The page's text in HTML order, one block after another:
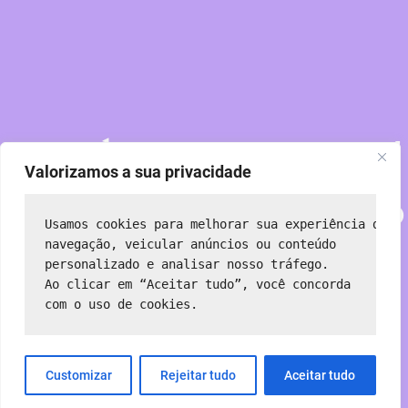
Valorizamos a sua privacidade
Usamos cookies para melhorar sua experiência de
navegação, veicular anúncios ou conteúdo
personalizado e analisar nosso tráfego.
Ao clicar em “Aceitar tudo”, você concorda
com o uso de cookies.
Customizar Rejeitar tudo Aceitar tudo
Perdoe nossa poeira!
Estamos trabalhando
em algo incrível —
volte em breve!